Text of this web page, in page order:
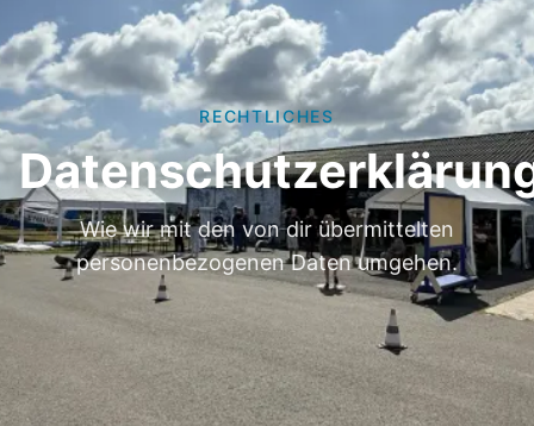
RECHTLICHES
Wie wir mit den von dir übermittelten
personenbezogenen Daten umgehen.